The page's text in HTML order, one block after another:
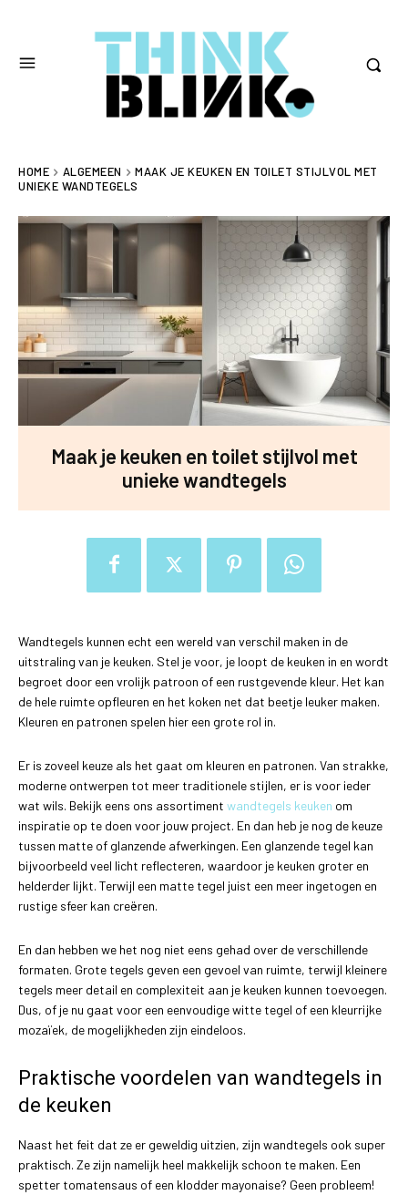
HOME ALGEMEEN
MAAK JE KEUKEN EN TOILET STIJLVOL MET
UNIEKE WANDTEGELS
Maak je keuken en toilet stijlvol met
unieke wandtegels
Wandtegels kunnen echt een wereld van verschil maken in de
uitstraling van je keuken. Stel je voor, je loopt de keuken in en wordt
begroet door een vrolijk patroon of een rustgevende kleur. Het kan
de hele ruimte opfleuren en het koken net dat beetje leuker maken.
Kleuren en patronen spelen hier een grote rol in.
Er is zoveel keuze als het gaat om kleuren en patronen. Van strakke,
moderne ontwerpen tot meer traditionele stijlen, er is voor ieder
wat wils. Bekijk eens ons assortiment wandtegels keuken om
inspiratie op te doen voor jouw project. En dan heb je nog de keuze
tussen matte of glanzende afwerkingen. Een glanzende tegel kan
bijvoorbeeld veel licht reflecteren, waardoor je keuken groter en
helderder lijkt. Terwijl een matte tegel juist een meer ingetogen en
rustige sfeer kan creëren.
En dan hebben we het nog niet eens gehad over de verschillende
formaten. Grote tegels geven een gevoel van ruimte, terwijl kleinere
tegels meer detail en complexiteit aan je keuken kunnen toevoegen.
Dus, of je nu gaat voor een eenvoudige witte tegel of een kleurrijke
mozaïek, de mogelijkheden zijn eindeloos.
Praktische voordelen van wandtegels in
de keuken
Naast het feit dat ze er geweldig uitzien, zijn wandtegels ook super
praktisch. Ze zijn namelijk heel makkelijk schoon te maken. Een
spetter tomatensaus of een klodder mayonaise? Geen probleem!